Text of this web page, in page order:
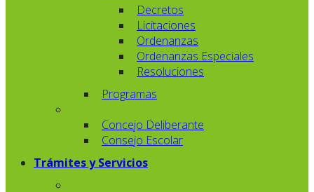
Decretos
Licitaciones
Ordenanzas
Ordenanzas Especiales
Resoluciones
Programas
Concejo Deliberante
Consejo Escolar
Trámites y Servicios